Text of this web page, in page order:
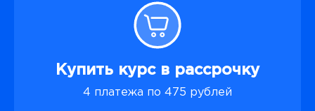
Купить курс в рассрочку
4 платежа по 475 рублей